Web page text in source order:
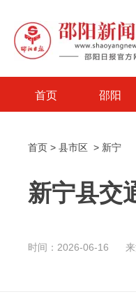
首页 邵阳
首页 > 县市区 > 新宁
新宁县交
时间：2026-06-16